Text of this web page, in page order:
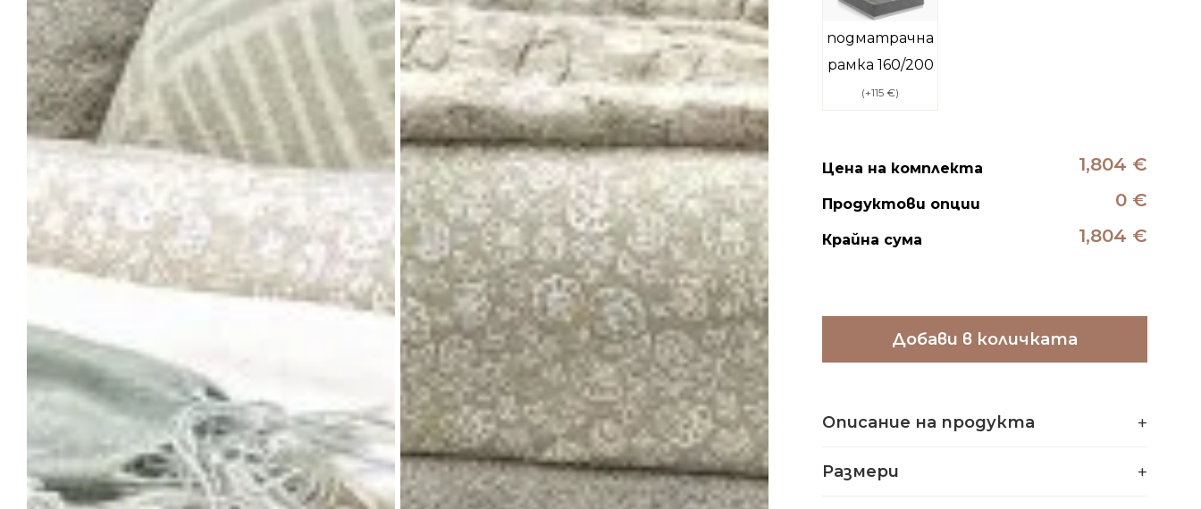
подматрачна
рамка 160/200
(+115 €)
Цена на комплекта 1,804 €
Продуктови опции 0 €
Крайна сума 1,804 €
Добави в количката
Описание на продукта
Размери